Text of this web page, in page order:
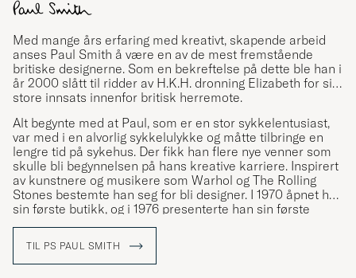
Med mange års erfaring med kreativt, skapende arbeid
anses Paul Smith å være en av de mest fremstående
britiske designerne. Som en bekreftelse på dette ble han i
år 2000 slått til ridder av H.K.H. dronning Elizabeth for sin
store innsats innenfor britisk herremote.
Alt begynte med at Paul, som er en stor sykkelentusiast,
var med i en alvorlig sykkelulykke og måtte tilbringe en
lengre tid på sykehus. Der fikk han flere nye venner som
skulle bli begynnelsen på hans kreative karriere. Inspirert
av kunstnere og musikere som Warhol og The Rolling
Stones bestemte han seg for bli designer. I 1970 åpnet han
sin første butikk, og i 1976 presenterte han sin første
egendesignede kolleksjon.
TIL PS PAUL SMITH